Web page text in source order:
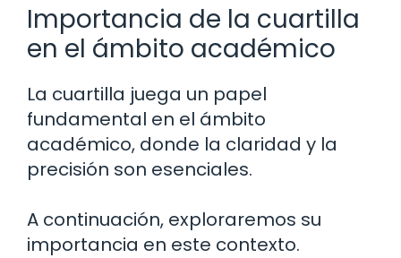
Importancia de la cuartilla
en el ámbito académico
La cuartilla juega un papel
fundamental en el ámbito
académico, donde la claridad y la
precisión son esenciales.
A continuación, exploraremos su
importancia en este contexto.